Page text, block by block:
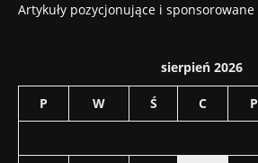
Artykuły pozycjonujące i sponsorowane
sierpień 2026
P W Ś C P